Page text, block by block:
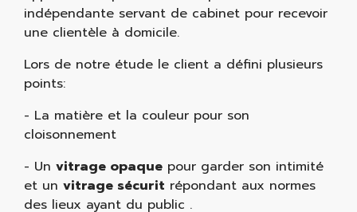
indépendante servant de cabinet pour recevoir
une clientèle à domicile.
Lors de notre étude le client a défini plusieurs
points:
- La matière et la couleur pour son
cloisonnement
- Un vitrage opaquepour garder son intimité
et un vitrage sécurit répondant aux normes
des lieux ayant du public .